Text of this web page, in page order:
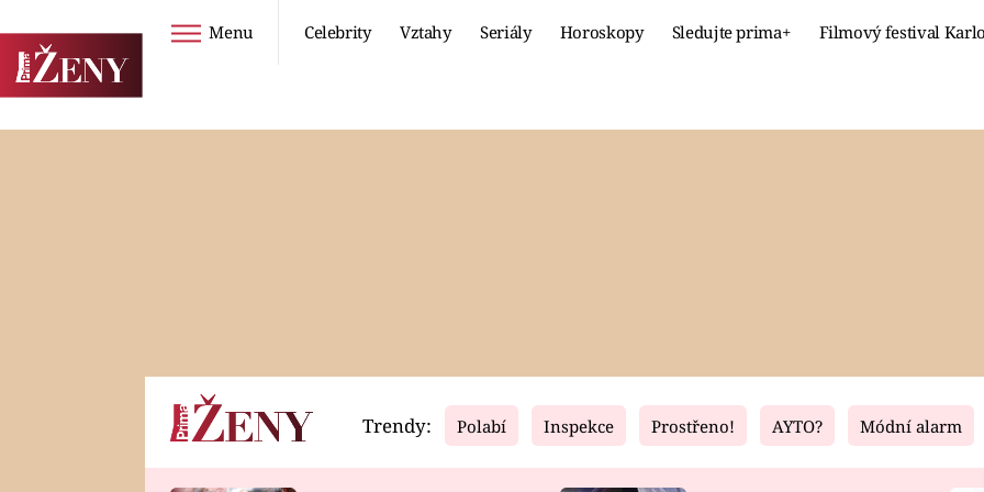
Menu Celebrity Vztahy Seriály Horoskopy Sledujte prima+ Filmový festival
Horoskopy Video Fresh Living
Trendy: Polabí Inspekce Prostřeno! AYTO? Módní alarm